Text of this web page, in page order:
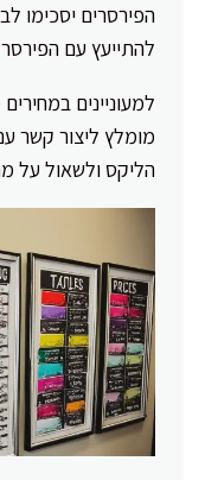
הפירסרים יסכימו
להתייעץ עם
למעוניינים
מומלץ ליצור קשר
הליקס ולשאול על